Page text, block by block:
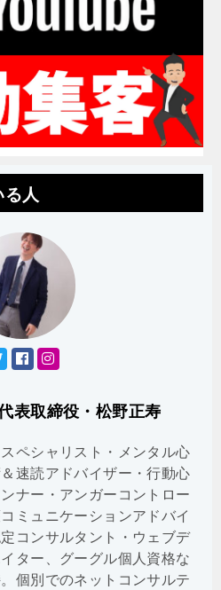
る人
表取締役・松野正寿
ペシャリスト・メンタル心
速読アドバイザー・行動心
ナー・アンガーコントロー
ミュニケーションアドバイ
コンサルタント・ウェブデ
ター、グーグル個人資格な
個別でのネットコンサルテ